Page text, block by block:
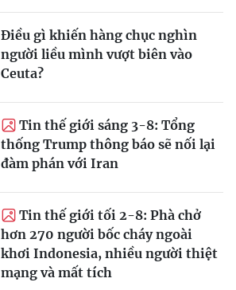
Điều gì khiến hàng chục nghìn
người liều mình vượt biên vào
Ceuta?
Tin thế giới sáng 3-8: Tổng
thống Trump thông báo sẽ nối lại
đàm phán với Iran
Tin thế giới tối 2-8: Phà chở
hơn 270 người bốc cháy ngoài
khơi Indonesia, nhiều người thiệt
mạng và mất tích